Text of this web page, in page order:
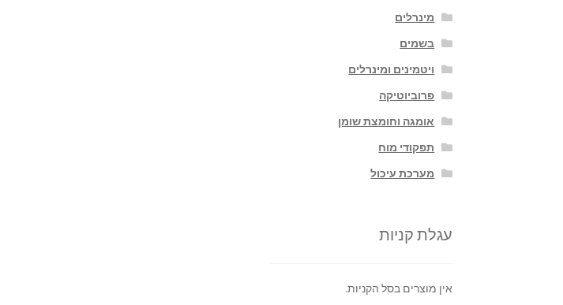
מינרלים
בשמים
ויטמינים ומינרלים
פרוביוטיקה
אומגה וחומצת שומן
תפקודי מוח
מערכת עיכול
עגלת קניות
אין מוצרים בסל הקניות.